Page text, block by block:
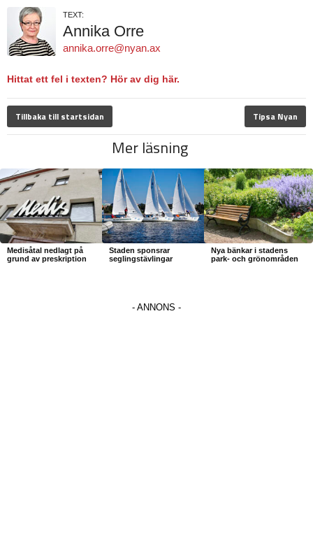
TEXT:
Annika Orre
annika.orre@nyan.ax
Hittat ett fel i texten? Hör av dig här.
Tillbaka till startsidan Tipsa Nyan
Mer läsning
Medisåtal nedlagt på
grund av preskription
Staden sponsrar
seglingstävlingar
Nya bänkar i stadens
park- och grönområden